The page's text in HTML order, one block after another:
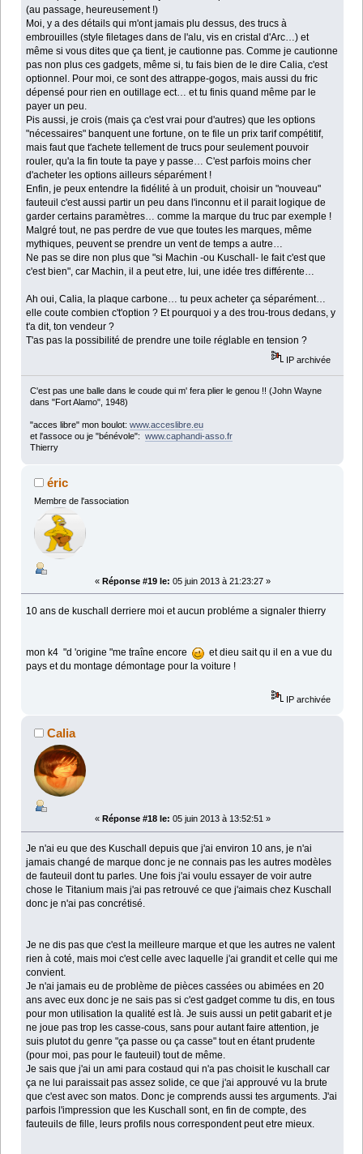
(au passage, heureusement !)
Moi, y a des détails qui m'ont jamais plu dessus, des trucs à
embrouilles (style filetages dans de l'alu, vis en cristal d'Arc…) et
même si vous dites que ça tient, je cautionne pas. Comme je cautionne
pas non plus ces gadgets, même si, tu fais bien de le dire Calia, c'est
optionnel. Pour moi, ce sont des attrappe-gogos, mais aussi du fric
dépensé pour rien en outillage ect… et tu finis quand même par le
payer un peu.
Pis aussi, je crois (mais ça c'est vrai pour d'autres) que les options
"nécessaires" banquent une fortune, on te file un prix tarif compétitif,
mais faut que t'achete tellement de trucs pour seulement pouvoir
rouler, qu'a la fin toute ta paye y passe… C'est parfois moins cher
d'acheter les options ailleurs séparément !
Enfin, je peux entendre la fidélité à un produit, choisir un "nouveau"
fauteuil c'est aussi partir un peu dans l'inconnu et il parait logique de
garder certains paramètres… comme la marque du truc par exemple !
Malgré tout, ne pas perdre de vue que toutes les marques, même
mythiques, peuvent se prendre un vent de temps a autre…
Ne pas se dire non plus que "si Machin -ou Kuschall- le fait c'est que
c'est bien", car Machin, il a peut etre, lui, une idée tres différente…
Ah oui, Calia, la plaque carbone… tu peux acheter ça séparément…
elle coute combien c't'option ? Et pourquoi y a des trou-trous dedans, y
t'a dit, ton vendeur ?
T'as pas la possibilité de prendre une toile réglable en tension ?
IP archivée
C'est pas une balle dans le coude qui m' fera plier le genou !! (John Wayne
dans "Fort Alamo", 1948)
"acces libre" mon boulot: www.acceslibre.eu
et l'assoce ou je "bénévole": www.caphandi-asso.fr
Thierry
éric
Membre de l'association
« Réponse #19 le: 05 juin 2013 à 21:23:27 »
10 ans de kuschall derriere moi et aucun probléme a signaler thierry
mon k4 "d 'origine "me traîne encore
et dieu sait qu il en a vue du
pays et du montage démontage pour la voiture !
IP archivée
Calia
« Réponse #18 le: 05 juin 2013 à 13:52:51 »
Je n'ai eu que des Kuschall depuis que j'ai environ 10 ans, je n'ai
jamais changé de marque donc je ne connais pas les autres modèles
de fauteuil dont tu parles. Une fois j'ai voulu essayer de voir autre
chose le Titanium mais j'ai pas retrouvé ce que j'aimais chez Kuschall
donc je n'ai pas concrétisé.
Je ne dis pas que c'est la meilleure marque et que les autres ne valent
rien à coté, mais moi c'est celle avec laquelle j'ai grandit et celle qui me
convient.
Je n'ai jamais eu de problème de pièces cassées ou abimées en 20
ans avec eux donc je ne sais pas si c'est gadget comme tu dis, en tous
pour mon utilisation la qualité est là. Je suis aussi un petit gabarit et je
ne joue pas trop les casse-cous, sans pour autant faire attention, je
suis plutot du genre "ça passe ou ça casse" tout en étant prudente
(pour moi, pas pour le fauteuil) tout de même.
Je sais que j'ai un ami para costaud qui n'a pas choisit le kuschall car
ça ne lui paraissait pas assez solide, ce que j'ai approuvé vu la brute
que c'est avec son matos. Donc je comprends aussi tes arguments. J'ai
parfois l'impression que les Kuschall sont, en fin de compte, des
fauteuils de fille, leurs profils nous correspondent peut etre mieux.